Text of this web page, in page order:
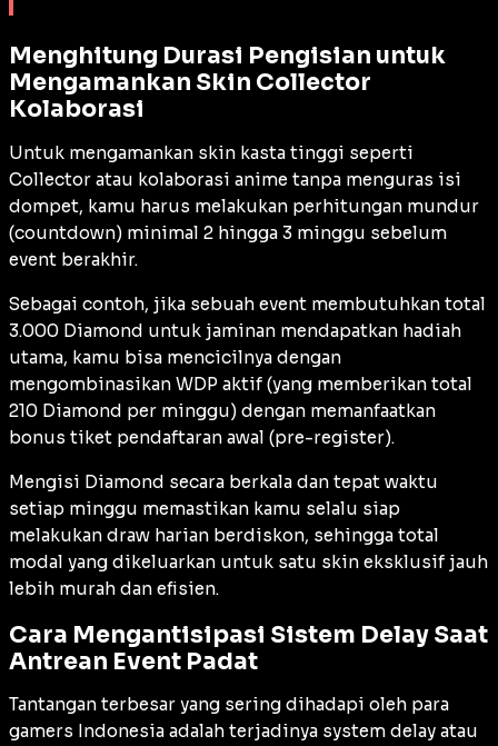
Menghitung Durasi Pengisian untuk
Mengamankan Skin Collector
Kolaborasi
Untuk mengamankan skin kasta tinggi seperti
Collector atau kolaborasi anime tanpa menguras isi
dompet, kamu harus melakukan perhitungan mundur
(countdown) minimal 2 hingga 3 minggu sebelum
event berakhir.
Sebagai contoh, jika sebuah event membutuhkan total
3.000 Diamond untuk jaminan mendapatkan hadiah
utama, kamu bisa mencicilnya dengan
mengombinasikan WDP aktif (yang memberikan total
210 Diamond per minggu) dengan memanfaatkan
bonus tiket pendaftaran awal (pre-register).
Mengisi Diamond secara berkala dan tepat waktu
setiap minggu memastikan kamu selalu siap
melakukan draw harian berdiskon, sehingga total
modal yang dikeluarkan untuk satu skin eksklusif jauh
lebih murah dan efisien.
Cara Mengantisipasi Sistem Delay Saat
Antrean Event Padat
Tantangan terbesar yang sering dihadapi oleh para
gamers Indonesia adalah terjadinya system delay atau